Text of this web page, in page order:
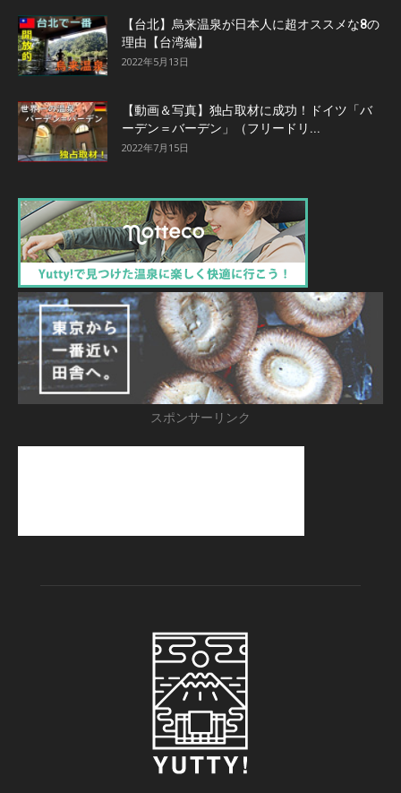
【台北】烏来温泉が日本人に超オススメな8の
理由【台湾編】
2022年5月13日
【動画＆写真】独占取材に成功！ドイツ「バ
ーデン＝バーデン」（フリードリ...
2022年7月15日
スポンサーリンク